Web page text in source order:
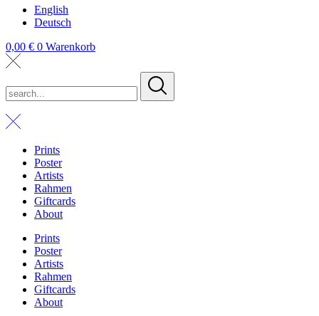
English
Deutsch
0,00 € 0 Warenkorb
Prints
Poster
Artists
Rahmen
Giftcards
About
Prints
Poster
Artists
Rahmen
Giftcards
About